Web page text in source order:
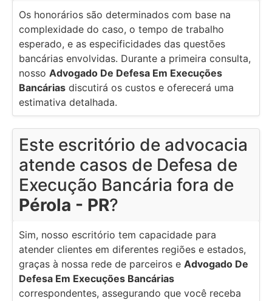
Os honorários são determinados com base na
complexidade do caso, o tempo de trabalho
esperado, e as especificidades das questões
bancárias envolvidas. Durante a primeira consulta,
nosso Advogado De Defesa Em Execuções
Bancárias discutirá os custos e oferecerá uma
estimativa detalhada.
Este escritório de advocacia
atende casos de Defesa de
Execução Bancária fora de
Pérola - PR?
Sim, nosso escritório tem capacidade para
atender clientes em diferentes regiões e estados,
graças à nossa rede de parceiros e Advogado De
Defesa Em Execuções Bancárias
correspondentes, assegurando que você receba